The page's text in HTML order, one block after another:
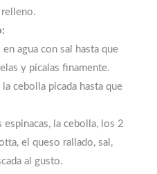
relleno.
agua con sal hasta que
y pícalas finamente.
la cebolla picada hasta que
espinacas, la cebolla, los 2
el queso rallado, sal,
al gusto.